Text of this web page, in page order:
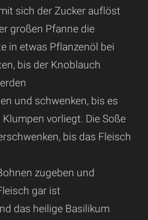
sich der Zucker auflöst
großen Pfanne die
in etwas Pflanzenöl bei
bis der Knoblauch
und schwenken, bis es
vorliegt. Die Soße
bis das Fleisch
zugeben und
gar ist
das heilige Basilikum